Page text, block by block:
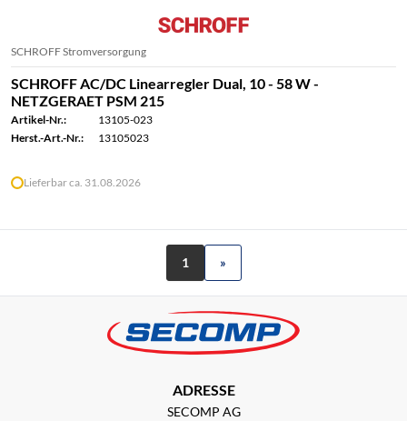
SCHROFF Stromversorgung
SCHROFF AC/DC Linearregler Dual, 10 - 58 W -
NETZGERAET PSM 215
Artikel-Nr.:
13105-023
Herst.-Art.-Nr.:
13105023
Lieferbar ca. 31.08.2026
1 »
ADRESSE
SECOMP AG